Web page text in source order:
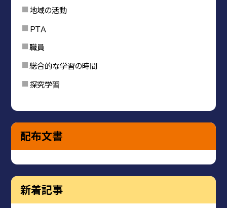
地域の活動
ＰＴＡ
職員
総合的な学習の時間
探究学習
配布文書
新着記事